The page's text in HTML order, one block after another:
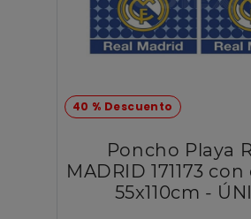
40 % Descuento
Poncho Playa
MADRID 171173
55x110cm -